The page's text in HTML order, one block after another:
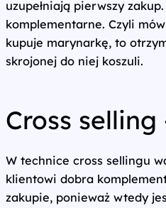
uzupełniają pierwszy
komplementarne. Czyli
kupuje marynarkę, to
skrojonej do niej koszuli.
Cross selling
W technice cross sellingu
klientowi dobra
zakupie, ponieważ wtedy